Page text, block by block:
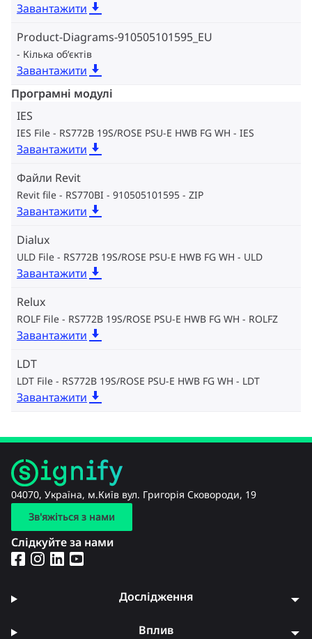
Завантажити
Product-Diagrams-910505101595_EU
Кілька об‘єктів
Завантажити
Програмні модулі
IES
IES File - RS772B 19S/ROSE PSU-E HWB FG WH IES
Завантажити
Файли Revit
Revit file - RS770BI - 910505101595 ZIP
Завантажити
Dialux
ULD File - RS772B 19S/ROSE PSU-E HWB FG WH ULD
Завантажити
Relux
ROLF File - RS772B 19S/ROSE PSU-E HWB FG WH ROLFZ
Завантажити
LDT
LDT File - RS772B 19S/ROSE PSU-E HWB FG WH LDT
Завантажити
04070, Україна, м.Київ вул. Григорія Сковороди, 19
Зв'яжіться з нами
Слідкуйте за нами
Дослідження
Вплив